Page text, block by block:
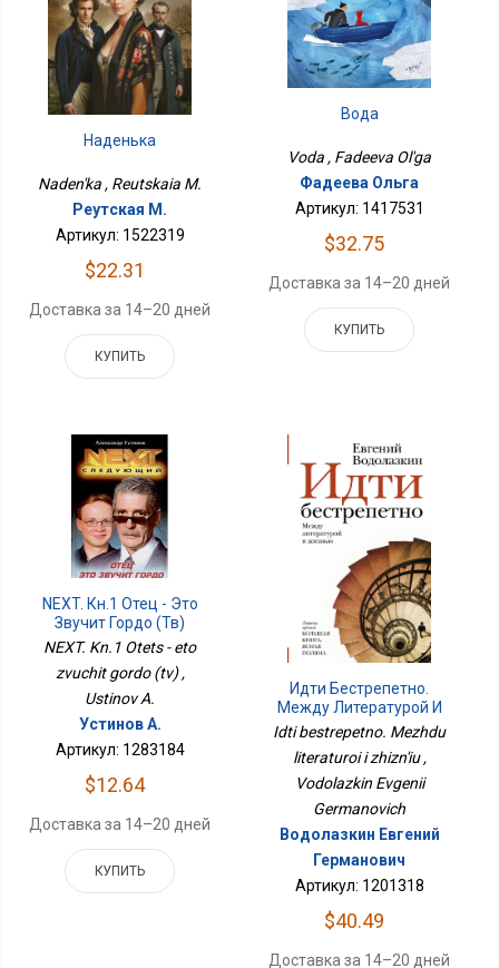
Наденька
Naden'ka , Reutskaia M.
Реутская М.
Артикул: 1522319
$22.31
Доставка за 14–20 дней
КУПИТЬ
Вода
Voda , Fadeeva Ol'ga
Фадеева Ольга
Артикул: 1417531
$32.75
Доставка за 14–20 дней
КУПИТЬ
NEXT. Кн.1 Отец - Это
Звучит Гордо (тв)
NEXT. Kn.1 Otets - eto
zvuchit gordo (tv) ,
Ustinov A.
Устинов А.
Артикул: 1283184
$12.64
Доставка за 14–20 дней
КУПИТЬ
Идти Бестрепетно.
Между Литературой И
Жизнью
Idti bestrepetno. Mezhdu
literaturoi i zhizn'iu ,
Vodolazkin Evgenii
Germanovich
Водолазкин Евгений
Германович
Артикул: 1201318
$40.49
Доставка за 14–20 дней